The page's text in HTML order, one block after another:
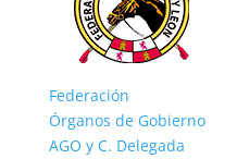
Federación
Órganos de Gobierno
AGO y C. Delegada